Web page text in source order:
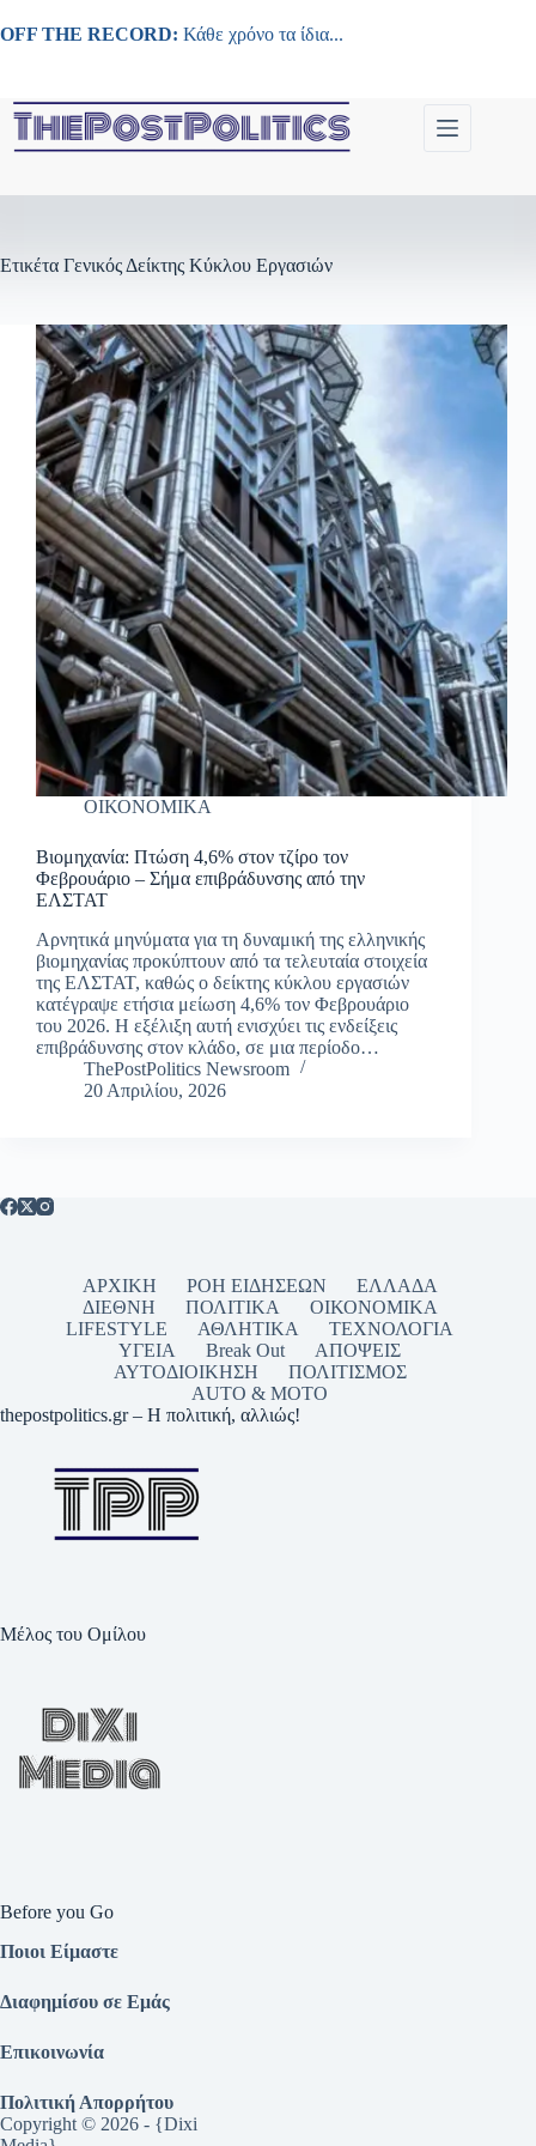
στο
OFF THE RECORD: Κάθε χρόνο τα ίδια...
Ετικέτα Γενικός Δείκτης Κύκλου Εργασιών
ΟΙΚΟΝΟΜΙΚΑ
Βιομηχανία: Πτώση 4,6% στον τζίρο τον
Φεβρουάριο – Σήμα επιβράδυνσης από την
ΕΛΣΤΑΤ
Αρνητικά μηνύματα για τη δυναμική της ελληνικής
βιομηχανίας προκύπτουν από τα τελευταία στοιχεία
της ΕΛΣΤΑΤ, καθώς ο δείκτης κύκλου εργασιών
κατέγραψε ετήσια μείωση 4,6% τον Φεβρουάριο
του 2026. Η εξέλιξη αυτή ενισχύει τις ενδείξεις
επιβράδυνσης στον κλάδο, σε μια περίοδο…
ThePostPolitics Newsroom
20 Απριλίου, 2026
ΑΡΧΙΚΗ ΡΟΗ ΕΙΔΗΣΕΩΝ
ΕΛΛΑΔΑ
ΔΙΕΘΝΗ
ΠΟΛΙΤΙΚΑ
ΟΙΚΟΝΟΜΙΚΑ
LIFESTYLE
ΑΘΛΗΤΙΚΑ
ΤΕΧΝΟΛΟΓΙΑ
ΥΓΕΙΑ
Break Out
ΑΠΟΨΕΙΣ
ΑΥΤΟΔΙΟΙΚΗΣΗ
ΠΟΛΙΤΙΣΜΟΣ
AUTO & MOTO
thepostpolitics.gr – Η πολιτική, αλλιώς!
Μέλος του Ομίλου
Before you Go
Ποιοι Είμαστε
Διαφημίσου σε Εμάς
Επικοινωνία
Πολιτική Απορρήτου
Copyright © 2026 - {Dixi